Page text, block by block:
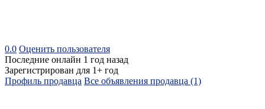
0.0 Оценить пользователя
Последние онлайн 1 год назад
Зарегистрирован для 1+ год
Профиль продавца Все объявления продавца (1)